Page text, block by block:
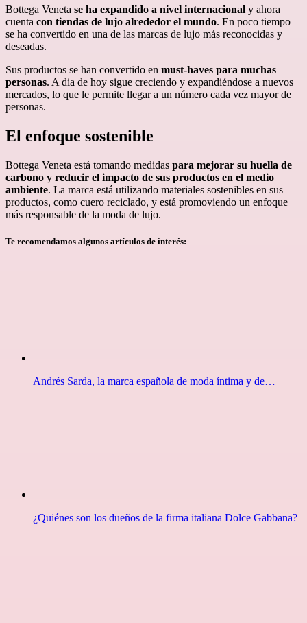
Bottega Veneta se ha expandido a nivel internacional y ahora
cuenta con tiendas de lujo alrededor el mundo. En poco tiempo
se ha convertido en una de las marcas de lujo más reconocidas y
deseadas.
Sus productos se han convertido en must-haves para muchas
personas. A dia de hoy sigue creciendo y expandiéndose a nuevos
mercados, lo que le permite llegar a un número cada vez mayor de
personas.
El enfoque sostenible
Bottega Veneta está tomando medidas para mejorar su huella de
carbono y reducir el impacto de sus productos en el medio
ambiente. La marca está utilizando materiales sostenibles en sus
productos, como cuero reciclado, y está promoviendo un enfoque
más responsable de la moda de lujo.
Te recomendamos algunos artículos de interés:
Andrés Sarda, la marca española de moda íntima y de…
¿Quiénes son los dueños de la firma italiana Dolce Gabbana?